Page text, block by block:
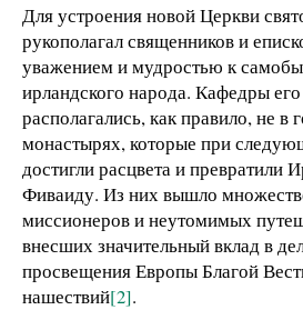
Для устроения новой Церкви
рукополагал священников и
уважением и мудростью к
ирландского народа. Кафедры
располагались, как правило, не в
монастырях, которые при
достигли расцвета и превратили
Фиваиду. Из них вышло
миссионеров и неутомимых
внесших значительный вклад в
просвещения Европы Благой
нашествий[2].